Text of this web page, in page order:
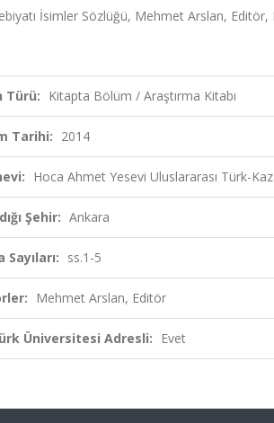
İsimler Sözlüğü, Mehmet Arslan,
Türü: Kitapta Bölüm / Araştırma Kitabı
Tarihi: 2014
Hoca Ahmet Yesevi Uluslararası Türk-
Şehir: Ankara
Sayıları: ss.1-5
Mehmet Arslan, Editör
Üniversitesi Adresli: Evet